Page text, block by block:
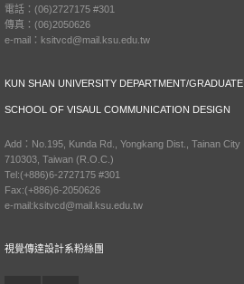
電話：(06)2727175 #301
傳真：(06)2050626
e-mail：ksitvcd@mail.ksu.edu.tw
KUN SHAN UNIVERSITY DEPARTMENT/GRADUATE
SCHOOL OF VISAUL COMMUNICATION DESIGN
Add：No.195, Kunda Rd., Yongkang Dist., Tainan City
710303, Taiwan (R.O.C.)
Tel:(+886)6-2727175 #301
Fax:(+886)6-2050626
e-mail:ksitvcd@mail.ksu.edu.tw
視覺傳達設計系粉絲團